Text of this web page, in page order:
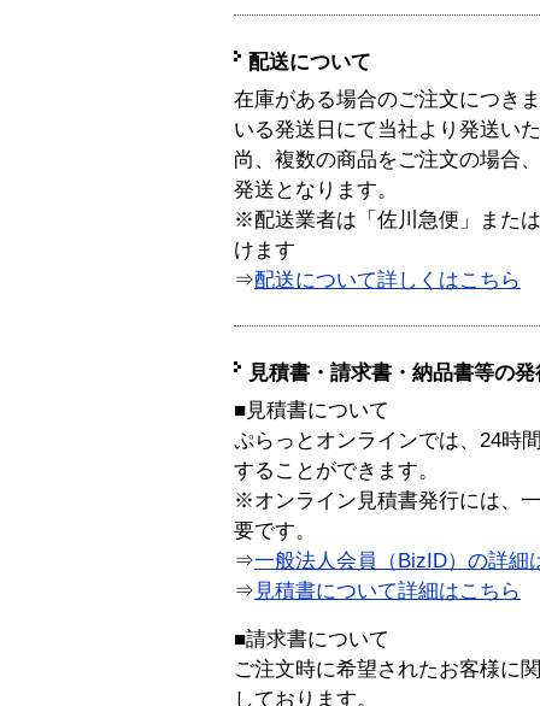
配送について
在庫がある場合のご注文につき
いる発送日にて当社より発送い
尚、複数の商品をご注文の場合
発送となります。
※配送業者は「佐川急便」また
けます
⇒配送について詳しくはこちら
見積書・請求書・納品書等の
■見積書について
ぷらっとオンラインでは、24時
することができます。
※オンライン見積書発行には、
要です。
⇒一般法人会員（BizID）の詳細
⇒ 見積書について詳細はこちら
■請求書について
ご注文時に希望されたお客様に
しております。